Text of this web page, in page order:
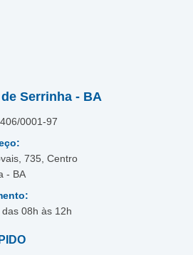
Serrinha - BA
0001-97
735, Centro
- BA
08h às 12h